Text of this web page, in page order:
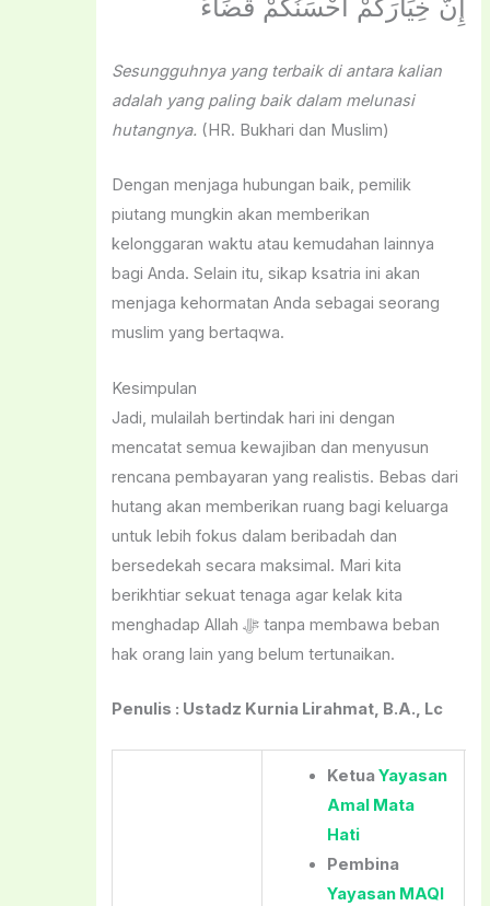
إِنَّ خِيَارَكُمْ أَحْسَنُكُمْ قَضَاءً
Sesungguhnya yang terbaik di antara kalian
adalah yang paling baik dalam melunasi
hutangnya. (HR. Bukhari dan Muslim)
Dengan menjaga hubungan baik, pemilik
piutang mungkin akan memberikan
kelonggaran waktu atau kemudahan lainnya
bagi Anda. Selain itu, sikap ksatria ini akan
menjaga kehormatan Anda sebagai seorang
muslim yang bertaqwa.
Kesimpulan
Jadi, mulailah bertindak hari ini dengan
mencatat semua kewajiban dan menyusun
rencana pembayaran yang realistis. Bebas dari
hutang akan memberikan ruang bagi keluarga
untuk lebih fokus dalam beribadah dan
bersedekah secara maksimal. Mari kita
berikhtiar sekuat tenaga agar kelak kita
menghadap Allah ﷻ tanpa membawa beban
hak orang lain yang belum tertunaikan.
Penulis : Ustadz Kurnia Lirahmat, B.A., Lc
Ketua Yayasan
Amal Mata
Hati
Pembina
Yayasan MAQI